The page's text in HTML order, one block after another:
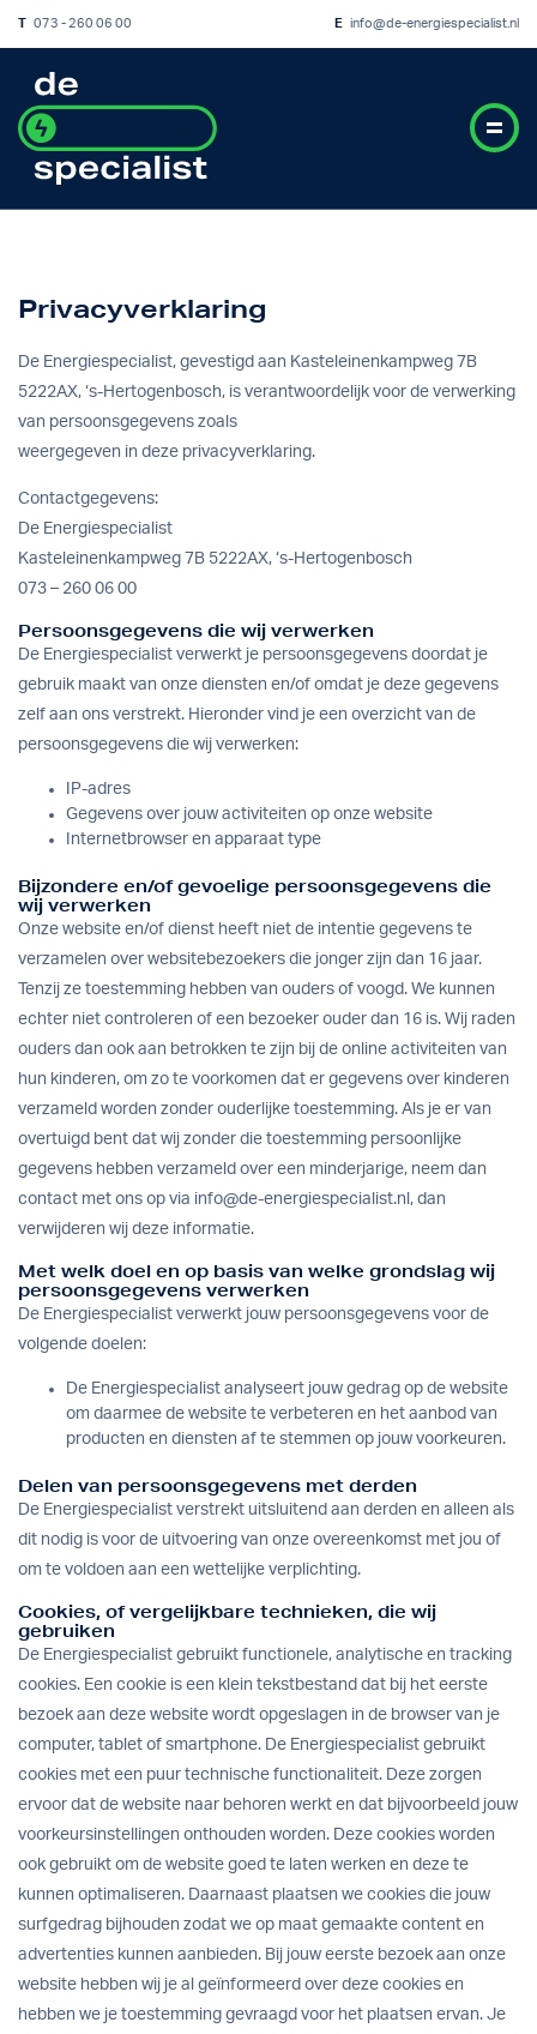
073 - 260 06 00 E info@de-energiespecialist.nl
Privacyverklaring
De Energiespecialist, gevestigd aan Kasteleinenkampweg 7B
5222AX, ‘s-Hertogenbosch, is verantwoordelijk voor de verwerking
van persoonsgegevens zoals
weergegeven in deze privacyverklaring.
Contactgegevens:
De Energiespecialist
Kasteleinenkampweg 7B 5222AX, ‘s-Hertogenbosch
073 – 260 06 00
Persoonsgegevens die wij verwerken
De Energiespecialist verwerkt je persoonsgegevens doordat je
gebruik maakt van onze diensten en/of omdat je deze gegevens
zelf aan ons verstrekt. Hieronder vind je een overzicht van de
persoonsgegevens die wij verwerken:
IP-adres
Gegevens over jouw activiteiten op onze website
Internetbrowser en apparaat type
Bijzondere en/of gevoelige persoonsgegevens die
wij verwerken
Onze website en/of dienst heeft niet de intentie gegevens te
verzamelen over websitebezoekers die jonger zijn dan 16 jaar.
Tenzij ze toestemming hebben van ouders of voogd. We kunnen
echter niet controleren of een bezoeker ouder dan 16 is. Wij raden
ouders dan ook aan betrokken te zijn bij de online activiteiten van
hun kinderen, om zo te voorkomen dat er gegevens over kinderen
verzameld worden zonder ouderlijke toestemming. Als je er van
overtuigd bent dat wij zonder die toestemming persoonlijke
gegevens hebben verzameld over een minderjarige, neem dan
contact met ons op via info@de-energiespecialist.nl , dan
verwijderen wij deze informatie.
Met welk doel en op basis van welke grondslag wij
persoonsgegevens verwerken
De Energiespecialist verwerkt jouw persoonsgegevens voor de
volgende doelen:
De Energiespecialist analyseert jouw gedrag op de website
om daarmee de website te verbeteren en het aanbod van
producten en diensten af te stemmen op jouw voorkeuren.
Delen van persoonsgegevens met derden
De Energiespecialist verstrekt uitsluitend aan derden en alleen als
dit nodig is voor de uitvoering van onze overeenkomst met jou of
om te voldoen aan een wettelijke verplichting.
Cookies, of vergelijkbare technieken, die wij
gebruiken
De Energiespecialist gebruikt functionele, analytische en tracking
cookies. Een cookie is een klein tekstbestand dat bij het eerste
bezoek aan deze website wordt opgeslagen in de browser van je
computer, tablet of smartphone. De Energiespecialist gebruikt
cookies met een puur technische functionaliteit. Deze zorgen
ervoor dat de website naar behoren werkt en dat bijvoorbeeld jouw
voorkeursinstellingen onthouden worden. Deze cookies worden
ook gebruikt om de website goed te laten werken en deze te
kunnen optimaliseren. Daarnaast plaatsen we cookies die jouw
surfgedrag bijhouden zodat we op maat gemaakte content en
advertenties kunnen aanbieden. Bij jouw eerste bezoek aan onze
website hebben wij je al geïnformeerd over deze cookies en
hebben we je toestemming gevraagd voor het plaatsen ervan. Je